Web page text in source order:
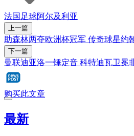
法国 足球阿尔及利亚
上一篇
助森林两夺欧洲杯冠军 传奇球星约
下一篇
曼联迪亚洛一锤定音 科特迪瓦卫冕
购买此文章
最新